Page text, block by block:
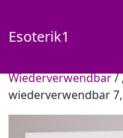
Esoterik1
Wiederverwendbar/
wiederverwendbar